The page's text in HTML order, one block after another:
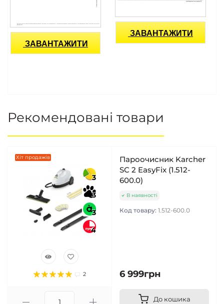
ЗАВАНТАЖИТИ
ЗАВАНТАЖИТИ
Рекомендовані товари
Хіт продажів
3
3
3
4
2
Пароочисник Karcher
SC 2 EasyFix (1.512-
600.0)
В наявності
Код товару: 1.512-600.0
6 999грн
До кошика